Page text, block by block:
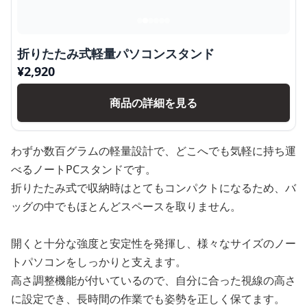
折りたたみ式軽量パソコンスタンド
¥2,920
商品の詳細を見る
わずか数百グラムの軽量設計で、どこへでも気軽に持ち運
べるノートPCスタンドです。
折りたたみ式で収納時はとてもコンパクトになるため、バ
ッグの中でもほとんどスペースを取りません。
開くと十分な強度と安定性を発揮し、様々なサイズのノー
トパソコンをしっかりと支えます。
高さ調整機能が付いているので、自分に合った視線の高さ
に設定でき、長時間の作業でも姿勢を正しく保てます。